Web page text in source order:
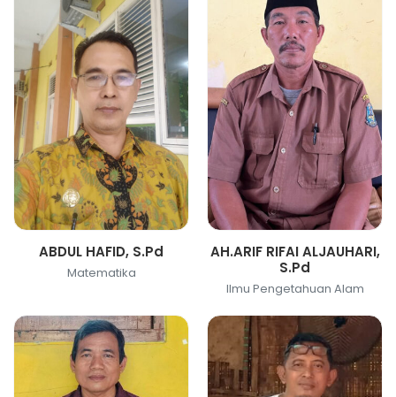
ABDUL HAFID, S.Pd
Matematika
AH.ARIF RIFAI ALJAUHARI,
S.Pd
Ilmu Pengetahuan Alam